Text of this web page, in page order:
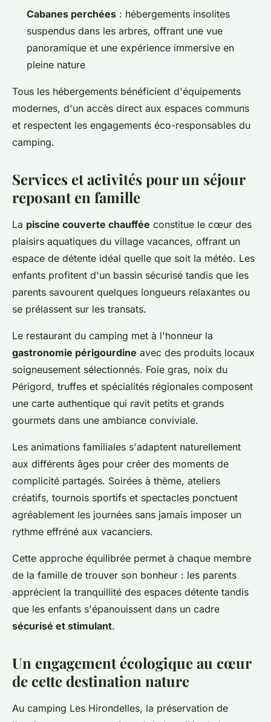
Cabanes perchées : hébergements insolites
suspendus dans les arbres, offrant une vue
panoramique et une expérience immersive en
pleine nature
Tous les hébergements bénéficient d'équipements
modernes, d'un accès direct aux espaces communs
et respectent les engagements éco-responsables du
camping.
Services et activités pour un séjour
reposant en famille
La piscine couverte chauffée constitue le cœur des
plaisirs aquatiques du village vacances, offrant un
espace de détente idéal quelle que soit la météo. Les
enfants profitent d'un bassin sécurisé tandis que les
parents savourent quelques longueurs relaxantes ou
se prélassent sur les transats.
Le restaurant du camping met à l'honneur la
gastronomie périgourdine avec des produits locaux
soigneusement sélectionnés. Foie gras, noix du
Périgord, truffes et spécialités régionales composent
une carte authentique qui ravit petits et grands
gourmets dans une ambiance conviviale.
Les animations familiales s'adaptent naturellement
aux différents âges pour créer des moments de
complicité partagés. Soirées à thème, ateliers
créatifs, tournois sportifs et spectacles ponctuent
agréablement les journées sans jamais imposer un
rythme effréné aux vacanciers.
Cette approche équilibrée permet à chaque membre
de la famille de trouver son bonheur : les parents
apprécient la tranquillité des espaces détente tandis
que les enfants s'épanouissent dans un cadre
sécurisé et stimulant.
Un engagement écologique au cœur
de cette destination nature
Au camping Les Hirondelles, la préservation de